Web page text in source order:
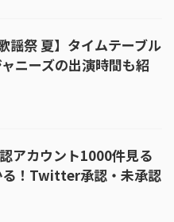
謡祭 夏】タイムテーブル
ニーズの出演時間も紹
アカウント1000件見る
る！Twitter承認・未承認